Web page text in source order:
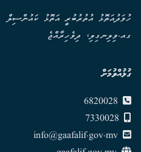
ހުވަދުއަތޮޅު އުތުރުބުރީ އަތޮޅު ކައުންސިލް
ގއ.ވިލިނގިލި، ދިވެހިރާއްޖެ
ގުޅުއްވުމަށް
info@gaafalif.gov.mv